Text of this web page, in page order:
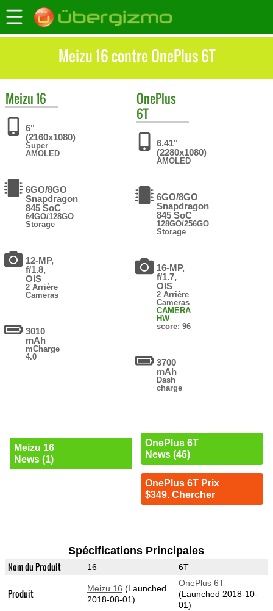
Meizu 16 contre OnePlus 6T
Meizu16
6"
(2160x1080)
Super
AMOLED
6GO/8GO
Snapdragon
845 SoC
64GO/128GO
Storage
12-MP,
f/1.8,
OIS
2 Arrière
Cameras
3010
mAh
mCharge
4.0
Meizu 16
News (1)
OnePlus
6T
6.41"
(2280x1080)
AMOLED
6GO/8GO
Snapdragon
845 SoC
128GO/256GO
Storage
16-MP,
f/1.7,
OIS
2 Arrière
Cameras
CAMERA
HW
score: 96
3700
mAh
Dash
charge
OnePlus 6T
News (46)
OnePlus 6T Prix
$349. Chercher
Spécifications Principales
Nom du Produit 16 6T
Produit Meizu 16 (Launched
2018-08-01)
OnePlus 6T
(Launched 2018-10-
01)